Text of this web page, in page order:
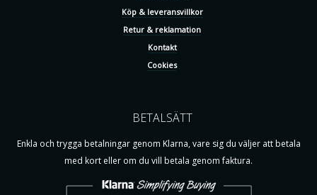
Köp & leveransvillkor
Retur & reklamation
Kontakt
Cookies
BETALSÄTT
Enkla och trygga betalningar genom Klarna, vare sig du väljer att betala
med kort eller om du vill betala genom faktura.